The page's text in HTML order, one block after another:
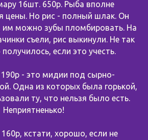
16шт. 650р. Рыба вполне
цены. Но рис - полный шлак. Он
им можно зубы пломбировать. На
съели, рис выкинули. Не так
если это учесть.
190р - это мидии под сырно-
Одна из которых была горькой,
ту, что нельзя было есть.
Неприятненько!
кстати, хорошо, если не